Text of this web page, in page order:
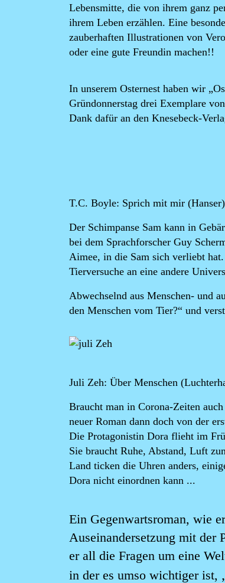
Lebensmitte, die von ihrem ganz
ihrem Leben erzählen. Eine
zauberhaften Illustrationen von
oder eine gute Freundin machen!!
In unserem Osternest haben wir
Gründonnerstag drei Exemplare
Dank dafür an den Knesebeck-
T.C. Boyle: Sprich mit mir (Hanser)
Der Schimpanse Sam kann in
bei dem Sprachforscher Guy
Aimee, in die Sam sich verliebt
Tierversuche an eine andere
Abwechselnd aus Menschen- und
den Menschen vom Tier?“ und
Image
Juli Zeh: Über Menschen
Braucht man in Corona-Zeiten
neuer Roman dann doch von der
Die Protagonistin Dora flieht im
Sie braucht Ruhe, Abstand, Luft
Land ticken die Uhren anders,
Dora nicht einordnen kann ...
Ein Gegenwartsroman, wie
Auseinandersetzung mit der
er all die Fragen um eine
in der es umso wichtiger ist,